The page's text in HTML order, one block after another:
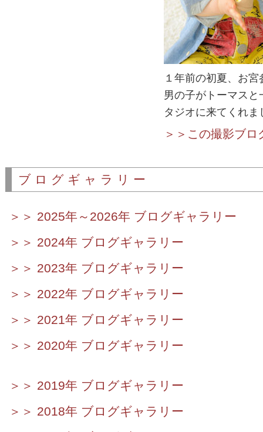
１年前の初夏、お宮
男の子がトーマスと
タジオに来てくれま
＞＞この撮影ブロ
ブログギャラリー
＞＞ 2025年～2026年 ブログギャラリー
＞＞ 2024年 ブログギャラリー
＞＞ 2023年 ブログギャラリー
＞＞ 2022年 ブログギャラリー
＞＞ 2021年 ブログギャラリー
＞＞ 2020年 ブログギャラリー
＞＞ 2019年 ブログギャラリー
＞＞ 2018年 ブログギャラリー